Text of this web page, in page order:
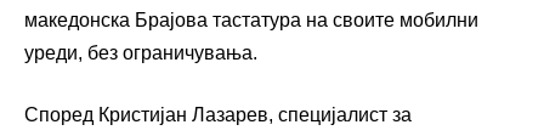
македонска Брајова тастатура на своите мобилни
уреди, без ограничувања.
Според Кристијан Лазарев, специјалист за